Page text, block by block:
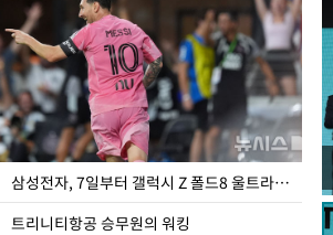
삼성전자, 7일부터 갤럭시 Z 폴드8 울트라·폴드8·플립8 출시
트리니티항공 승무원의 워킹